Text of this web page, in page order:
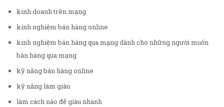
kinh doanh trên mạng
kinh nghiệm bán hàng online
kinh nghiệm bán hàng qua mạng dành cho những người muốn
bán hàng qua mạng
kỹ năng bán hàng online
kỹ năng làm giàu
làm cách nào để giàu nhanh